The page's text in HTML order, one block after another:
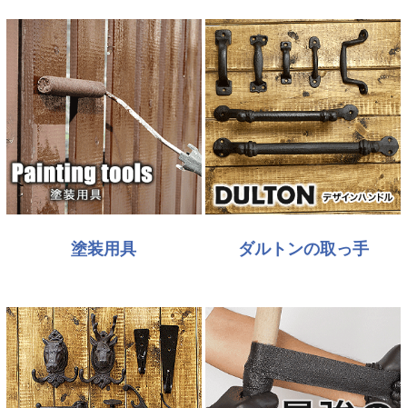
塗装用具 ダルトンの取っ手